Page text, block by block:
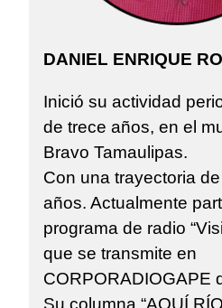
DANIEL ENRIQUE
Inició su actividad
de trece años, en el
Bravo Tamaulipas.
Con una trayectoria
años. Actualmente
programa de radio
que se transmite en
CORPORADIOGAPE